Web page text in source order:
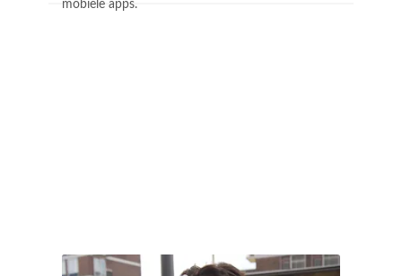
mobiele apps.